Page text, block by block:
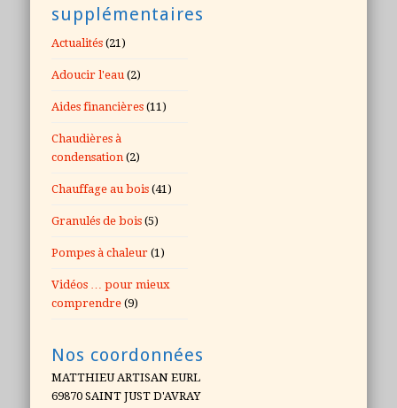
supplémentaires
Actualités (21)
Adoucir l'eau(2)
Aides financières (11)
Chaudières à
condensation (2)
Chauffage au bois (41)
Granulés de bois (5)
Pompes à chaleur (1)
Vidéos … pour mieux
comprendre (9)
Nos coordonnées
MATTHIEU ARTISAN EURL
69870 SAINT JUST D'AVRAY